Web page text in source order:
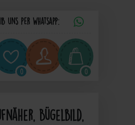
uns per Whatsapp:
0 0
Bügelbild,